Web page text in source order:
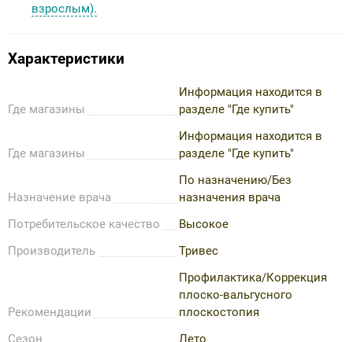
взрослым).
Характеристики
Где магазины
Информация находится в
разделе "Где купить"
Где магазины
Информация находится в
разделе "Где купить"
Назначение врача
По назначению/Без
назначения врача
Потребительское качество
Высокое
Производитель
Тривес
Рекомендации
Профилактика/Коррекция
плоско-вальгусного
плоскостопия
Сезон
Лето